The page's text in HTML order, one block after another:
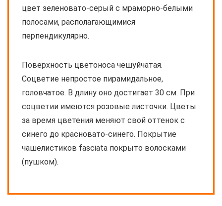
цвет зеленовато-серый с мраморно-белыми
полосами, располагающимися
перпендикулярно.
Поверхность цветоноса чешуйчатая.
Соцветие непростое пирамидальное,
головчатое. В длину оно достигает 30 см. При
соцветии имеются розовые листочки. Цветы
за время цветения меняют свой оттенок с
синего до красновато-синего. Покрытие
чашелистиков fasciata покрыто волосками
(пушком).